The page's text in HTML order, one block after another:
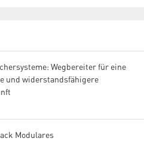
Wegbereiter für eine
und widerstandsfähigere
Modulares